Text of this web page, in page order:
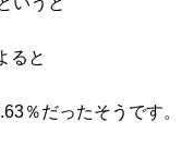
ると
％だったそうです。